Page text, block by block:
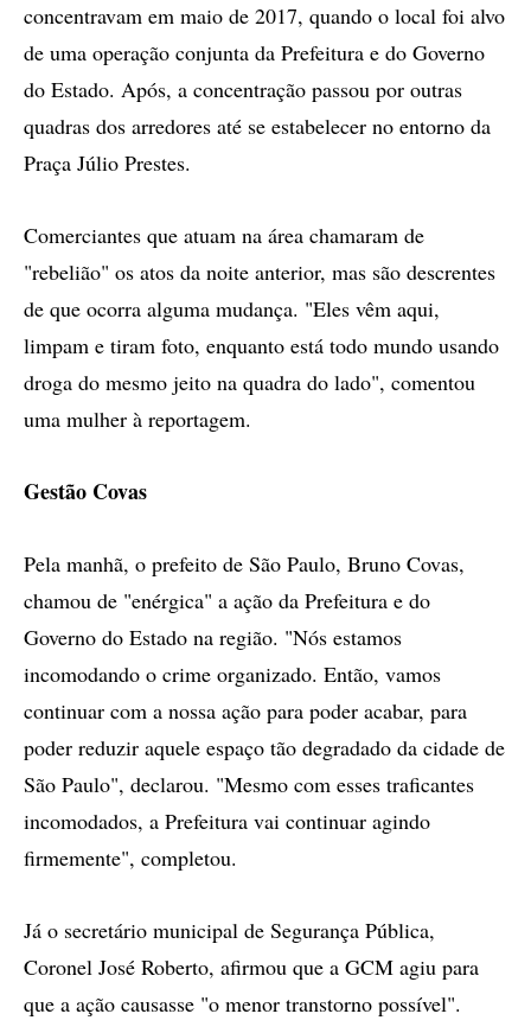
concentravam em maio de 2017, quando o local foi alvo
de uma operação conjunta da Prefeitura e do Governo
do Estado. Após, a concentração passou por outras
quadras dos arredores até se estabelecer no entorno da
Praça Júlio Prestes.
Comerciantes que atuam na área chamaram de
"rebelião" os atos da noite anterior, mas são descrentes
de que ocorra alguma mudança. "Eles vêm aqui,
limpam e tiram foto, enquanto está todo mundo usando
droga do mesmo jeito na quadra do lado", comentou
uma mulher à reportagem.
Gestão Covas
Pela manhã, o prefeito de São Paulo, Bruno Covas,
chamou de "enérgica" a ação da Prefeitura e do
Governo do Estado na região. "Nós estamos
incomodando o crime organizado. Então, vamos
continuar com a nossa ação para poder acabar, para
poder reduzir aquele espaço tão degradado da cidade de
São Paulo", declarou. "Mesmo com esses traficantes
incomodados, a Prefeitura vai continuar agindo
firmemente", completou.
Já o secretário municipal de Segurança Pública,
Coronel José Roberto, afirmou que a GCM agiu para
que a ação causasse "o menor transtorno possível".